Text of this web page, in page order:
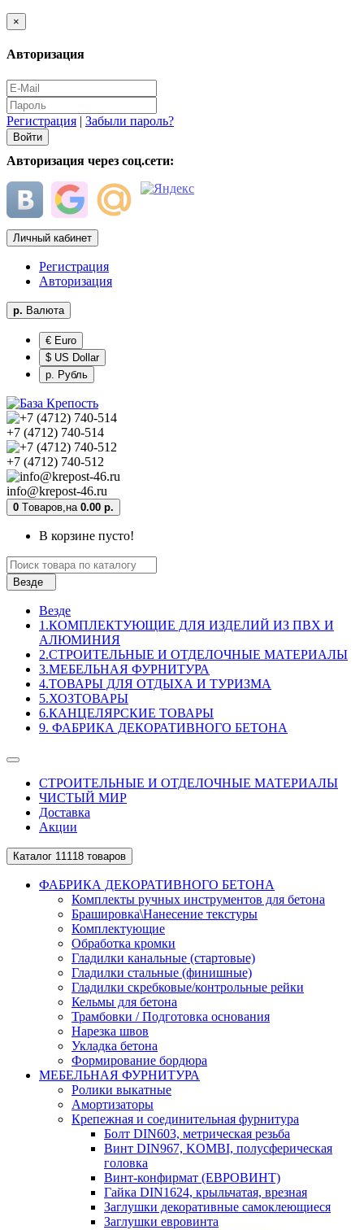
×
Авторизация
Регистрация | Забыли пароль?
Авторизация через соц.сети:
Личный кабинет
Регистрация
Авторизация
р. Валюта
€ Euro
$ US Dollar
р. Рубль
+7 (4712) 740-514
+7 (4712) 740-512
info@krepost-46.ru
0 Tоваров, на 0.00 р.
В корзине пусто!
Везде
Везде
1.КОМПЛЕКТУЮЩИЕ ДЛЯ ИЗДЕЛИЙ ИЗ ПВХ И
АЛЮМИНИЯ
2.СТРОИТЕЛЬНЫЕ И ОТДЕЛОЧНЫЕ МАТЕРИАЛЫ
3.МЕБЕЛЬНАЯ ФУРНИТУРА
4.ТОВАРЫ ДЛЯ ОТДЫХА И ТУРИЗМА
5.ХОЗТОВАРЫ
6.КАНЦЕЛЯРСКИЕ ТОВАРЫ
9. ФАБРИКА ДЕКОРАТИВНОГО БЕТОНА
СТРОИТЕЛЬНЫЕ И ОТДЕЛОЧНЫЕ МАТЕРИАЛЫ
ЧИСТЫЙ МИР
Доставка
Акции
Каталог 11118 товаров
ФАБРИКА ДЕКОРАТИВНОГО БЕТОНА
Комплекты ручных инструментов для бетона
Брашировка\Нанесение текстуры
Комплектующие
Обработка кромки
Гладилки канальные (стартовые)
Гладилки стальные (финишные)
Гладилки скребковые/контрольные рейки
Кельмы для бетона
Трамбовки / Подготовка основания
Нарезка швов
Укладка бетона
Формирование бордюра
МЕБЕЛЬНАЯ ФУРНИТУРА
Ролики выкатные
Амортизаторы
Крепежная и соединительная фурнитура
Болт DIN603, метрическая резьба
Винт DIN967, KOMBI, полусферическая
головка
Винт-конфирмат (ЕВРОВИНТ)
Гайка DIN1624, крыльчатая, врезная
Заглушки декоративные самоклеющиеся
Заглушки евровинта